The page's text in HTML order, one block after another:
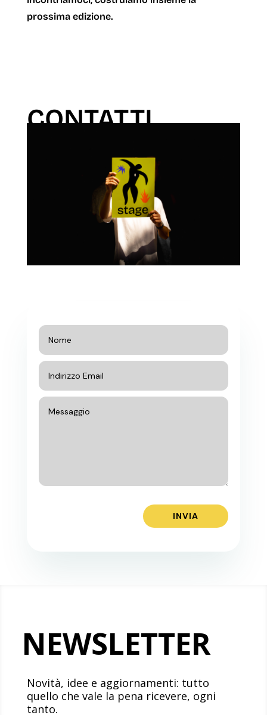
prossima edizione.
CONTATTI
INVIA
NEWSLETTER
Novità, idee e aggiornamenti: tutto
quello che vale la pena ricevere, ogni
tanto.